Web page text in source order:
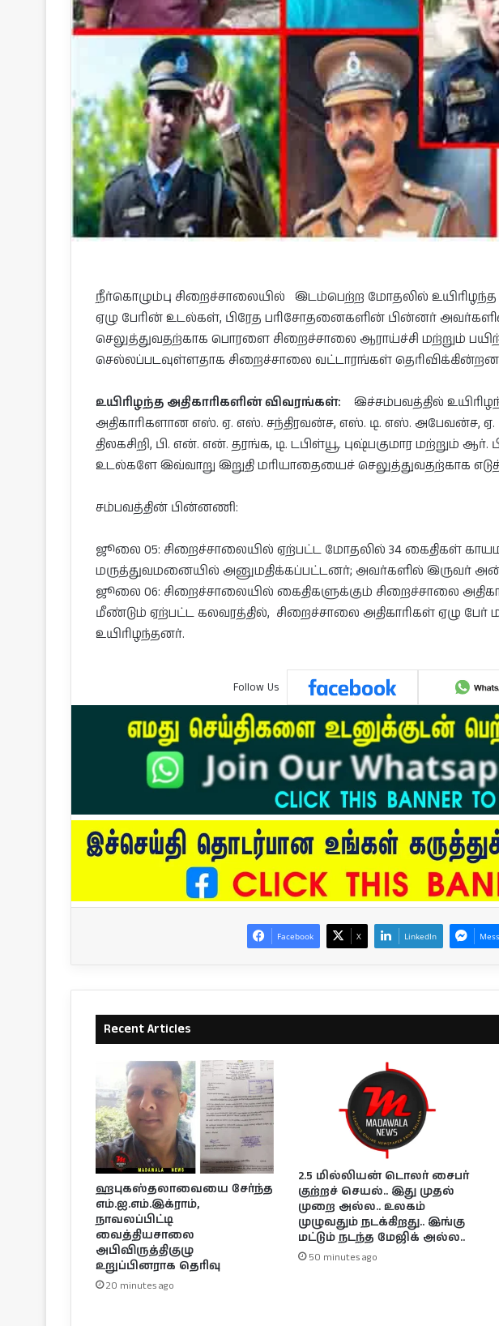
நீர்கொழும்பு சிறைச்சாலையில் இடம்பெற்ற மோதலில் உயிரிழந்த
ஏழு பேரின் உடல்கள், பிரேத பரிசோதனைகளின் பின்னர்
செலுத்துவதற்காக பொரளை சிறைச்சாலை ஆராய்ச்சி மற்றும்
செல்லப்படவுள்ளதாக சிறைச்சாலை வட்டாரங்கள்
உயிரிழந்த அதிகாரிகளின் விவரங்கள்: இச்சம்பவத்தில்
அதிகாரிகளான எஸ். ஏ. எஸ். சந்திரவன்ச, எஸ். டி. எஸ். அபேவன்ச, ஏ.
திலகசிறி, பி. என். என். தரங்க, டி. டபிள்யூ. புஷ்பகுமார மற்றும்
உடல்களே இவ்வாறு இறுதி மரியாதையைச் செலுத்துவதற்காக
சம்பவத்தின் பின்னணி:
ஜூலை 05: சிறைச்சாலையில் ஏற்பட்ட மோதலில் 34 கைதிகள்
மருத்துவமனையில் அனுமதிக்கப்பட்டனர்; அவர்களில் இருவர்
ஜூலை 06: சிறைச்சாலையில் கைதிகளுக்கும் சிறைச்சாலை
மீண்டும் ஏற்பட்ட கலவரத்தில், சிறைச்சாலை அதிகாரிகள் ஏழு பேர்
உயிரிழந்தனர்.
Follow Us
Facebook X LinkedIn
Recent Articles
ஹபுகஸ்தலாவையை சேர்ந்த
எம்.ஐ.எம்.இக்ராம்,
நாவலப்பிட்டி
வைத்தியசாலை
அபிவிருத்திகுழு
உறுப்பினராக தெரிவு
20 minutes ago
2.5 மில்லியன் டொலர் சைபர்
குற்றச் செயல்.. இது முதல்
முறை அல்ல.. உலகம்
முழுவதும் நடக்கிறது.. இங்கு
மட்டும் நடந்த மேஜிக் அல்ல..
50 minutes ago